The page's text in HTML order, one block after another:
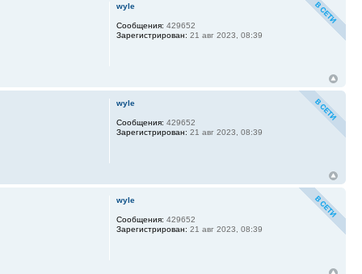
wyle
Сообщения: 429652
Зарегистрирован: 21 авг 2023, 08:39
wyle
Сообщения: 429652
Зарегистрирован: 21 авг 2023, 08:39
wyle
Сообщения: 429652
Зарегистрирован: 21 авг 2023, 08:39